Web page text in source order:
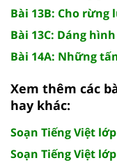
Bài 13B: Cho rừng
Bài 13C: Dáng
Bài 14A: Những
Xem thêm các
hay khác:
Soạn Tiếng Việt
Soạn Tiếng Việt lớp